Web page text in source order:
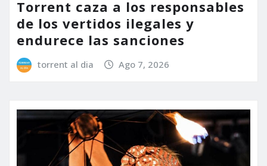
Torrent caza a los responsables
de los vertidos ilegales y
endurece las sanciones
torrent al dia Ago 7, 2026